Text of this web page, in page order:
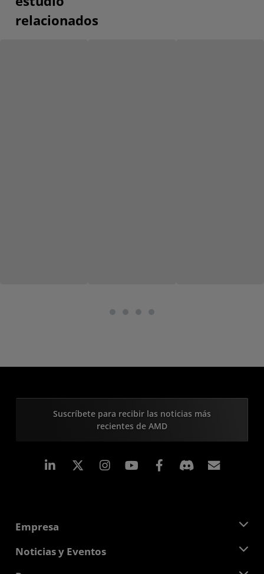
relacionados
Suscríbete para recibir las noticias más
recientes de AMD
LinkedIn Instagram Facebook
Empresa
Acerca de AMD
Noticias y Eventos